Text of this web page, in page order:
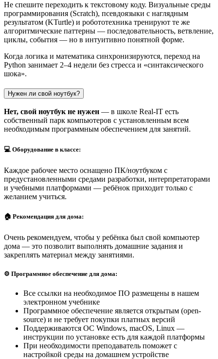
Не спешите переходить к текстовому коду. Визуальные среды
программирования (Scratch), псевдоязыки с наглядным
результатом (KTurtle) и робототехника тренируют те же
алгоритмические паттерны — последовательность, ветвление,
циклы, события — но в интуитивно понятной форме.
Когда логика и математика синхронизируются, переход на
Python занимает 2–4 недели без стресса и «синтаксического
шока».
Нужен ли свой ноутбук?
Нет, свой ноутбук не нужен — в школе Real-IT есть
собственный парк компьютеров с установленным всем
необходимым программным обеспечением для занятий.
💻 Оборудование в классе:
Каждое рабочее место оснащено ПК/ноутбуком с
предустановленными средами разработки, интерпретаторами
и учебными платформами — ребёнок приходит только с
желанием учиться.
🏠 Рекомендация для дома:
Очень рекомендуем, чтобы у ребёнка был свой компьютер
дома — это позволит выполнять домашние задания и
закреплять материал между занятиями.
⚙️ Программное обеспечение для дома:
Все ссылки на необходимое ПО размещены в нашем
электронном учебнике
Программное обеспечение является открытым (open-
source) и не требует покупки платных версий
Поддерживаются ОС Windows, macOS, Linux —
инструкции по установке есть для каждой платформы
При необходимости преподаватель поможет с
настройкой среды на домашнем устройстве